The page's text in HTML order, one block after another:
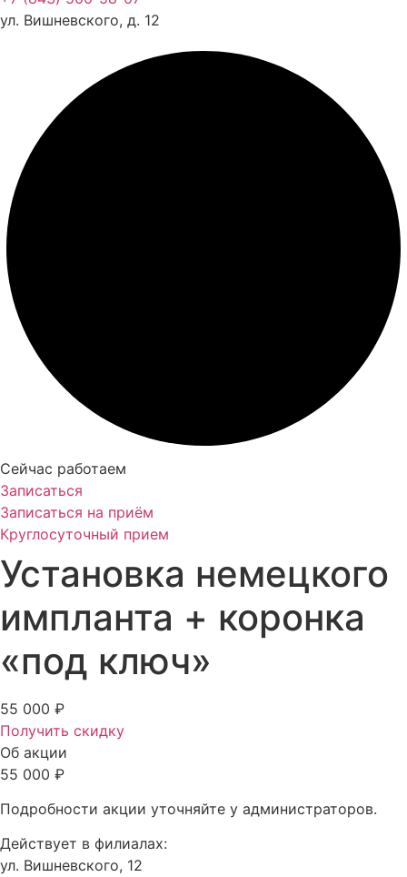
Документы
ул. Вишневского, д. 12
Сейчас работаем
Записаться
Записаться на приём
Круглосуточный прием
Установка немецкого
импланта + коронка
«под ключ»
55 000 ₽
Получить скидку
Об акции
55 000 ₽
Подробности акции уточняйте у администраторов.
Действует в филиалах:
ул. Вишневского, 12